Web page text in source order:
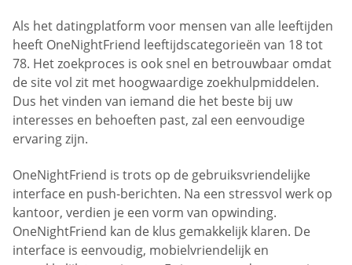
Als het datingplatform voor mensen van alle leeftijden
heeft OneNightFriend leeftijdscategorieën van 18 tot
78. Het zoekproces is ook snel en betrouwbaar omdat
de site vol zit met hoogwaardige zoekhulpmiddelen.
Dus het vinden van iemand die het beste bij uw
interesses en behoeften past, zal een eenvoudige
ervaring zijn.
OneNightFriend is trots op de gebruiksvriendelijke
interface en push-berichten. Na een stressvol werk op
kantoor, verdien je een vorm van opwinding.
OneNightFriend kan de klus gemakkelijk klaren. De
interface is eenvoudig, mobielvriendelijk en